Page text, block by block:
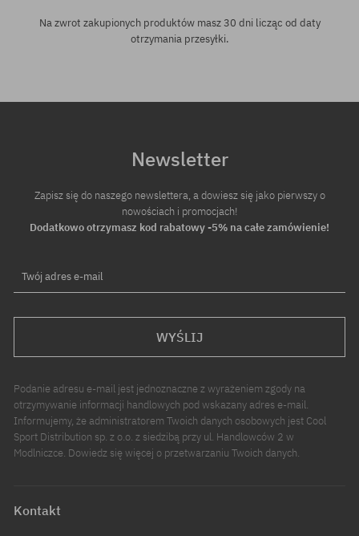
Na zwrot zakupionych produktów masz 30 dni licząc od daty
otrzymania przesyłki.
Newsletter
Zapisz się do naszego newslettera, a dowiesz się jako pierwszy o
nowościach i promocjach!
Dodatkowo otrzymasz kod rabatowy -5% na całe zamówienie!
Twój adres e-mail
WYŚLIJ
Podanie adresu e-mail jest jednoznaczne z wyrażeniem zgody na
otrzymywanie informacji handlowych pod wskazany adres e-mail.
Informujemy, że administratorem Twoich danych osobowych jest Cool
Sport Distribution sp. z o.o. z siedzibą przy ul. Handlowców 2 w
Modlniczce. Dowiedz się więcej o przetwarzaniu Twoich danych.
Kontakt